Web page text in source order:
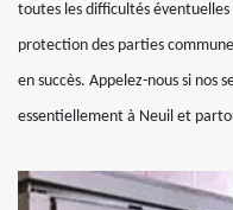
toutes les difficultés
protection des parties
en succès. Appelez-nous si nos
essentiellement à Neuil et